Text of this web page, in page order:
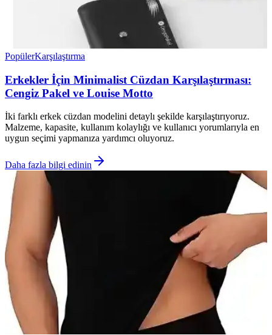
PopülerKarşılaştırma
Erkekler İçin Minimalist Cüzdan Karşılaştırması:
Cengiz Pakel ve Louise Motto
İki farklı erkek cüzdan modelini detaylı şekilde karşılaştırıyoruz.
Malzeme, kapasite, kullanım kolaylığı ve kullanıcı yorumlarıyla en
uygun seçimi yapmanıza yardımcı oluyoruz.
Daha fazla bilgi edinin